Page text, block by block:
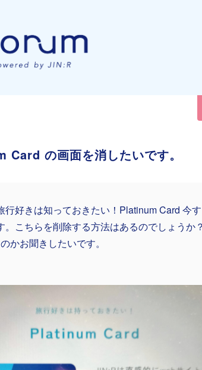
の画面を消したいです。
行好きは知っておきたい！Platinum Card 今
。こちらを削除する方法はあるのでしょうか
かお聞きしたいです。